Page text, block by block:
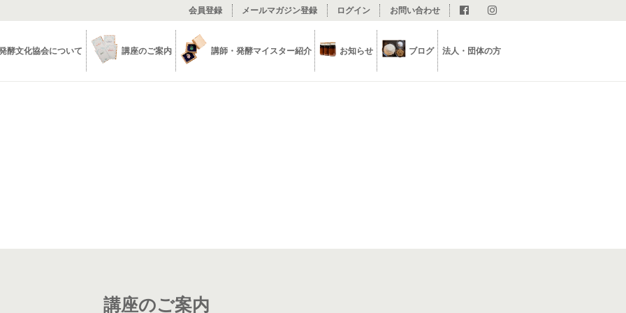
会員登録 メールマガジン登録 ログイン お問い合わせ
酵文化協会について 講座のご案内 講師・発酵マイスター紹介 お知らせ ブログ 法人・団体の方
講座のご案内